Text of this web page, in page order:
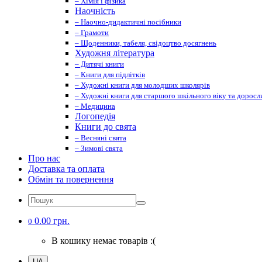
Наочність
– Наочно-дидактичні посібники
– Грамоти
– Щоденники, табеля, свідоцтво досягнень
Художня література
– Дитячі книги
– Книги для підлітків
– Художні книги для молодших школярів
– Художні книги для старшого шкільного віку та
– Медицина
Логопедія
Книги до свята
– Весняні свята
– Зимові свята
Про нас
Доставка та оплата
Обмін та повернення
0 0.00 грн.
В кошику немає товарів :(